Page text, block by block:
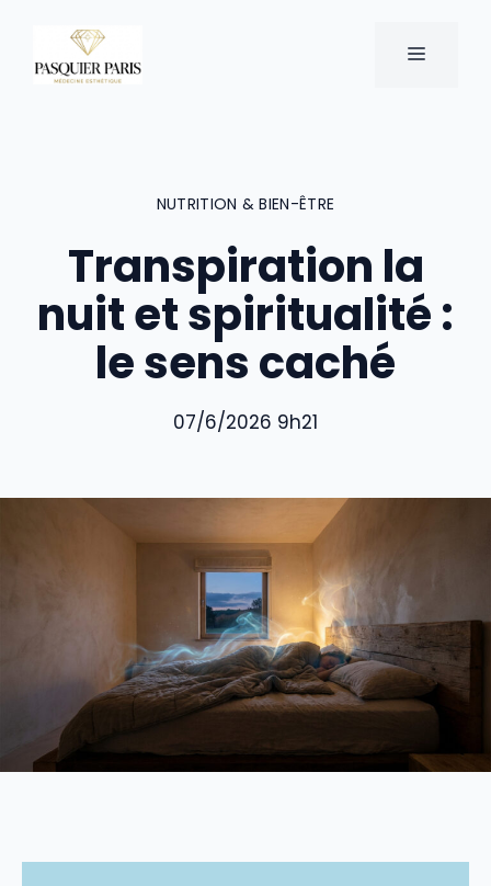
contenu
MENU
NUTRITION & BIEN-ÊTRE
Transpiration la
nuit et spiritualité :
le sens caché
07/6/2026 9h21